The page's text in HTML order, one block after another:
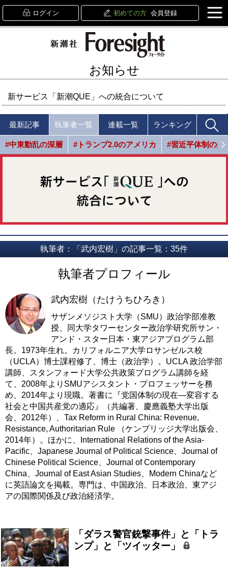
ログイン 初めての方 会員登録
お知らせ
新サービス「新潮QUE」への統合について
最新記事 執筆者一覧 連載一覧 ランキング
#中東動乱の深層 #トランプ2.0のアメリカ #習近平体制の光
執筆者：「武内宏樹」の記事一覧：35件
執筆者プロフィール
武内宏樹（たけうちひろき）
サザンメソジスト大学（SMU）政治学部准教
授、同大学タワーセンター政治学研究所サン・
アンド・スター日本・東アジアプログラム部
長。1973年生れ。カリフォルニア大学ロサンゼルス校
（UCLA）博士課程修了、博士（政治学）。UCLA 政治学部
講師、スタンフォード大学公共政策プログラム講師を経
て、2008年よりSMUアシスタント・プロフェッサーを務
め、2014年より現職。著書に『党国体制の現在―変容する
社会と中国共産党の適応』（共編著、慶應義塾大学出版
会、2012年）、Tax Reform in Rural China: Revenue,
Resistance, Authoritarian Rule （ケンブリッジ大学出版会、
2014年）。ほかに、International Relations of the Asia-
Pacific、Japanese Journal of Political Science、Journal of
Chinese Political Science、Journal of Contemporary
China、Journal of East Asian Studies、Modern Chinaなど
に英語論文を掲載。専門は、中国政治、日本政治、東アジ
アの国際関係及び政治経済学。
「ダラス警官銃撃事件」と「トラ
ンプ」と「ツイッター」